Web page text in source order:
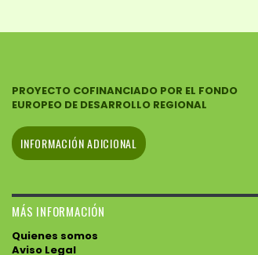
PROYECTO COFINANCIADO POR EL FONDO
EUROPEO DE DESARROLLO REGIONAL
INFORMACIÓN ADICIONAL
MÁS INFORMACIÓN
Quienes somos
Aviso Legal